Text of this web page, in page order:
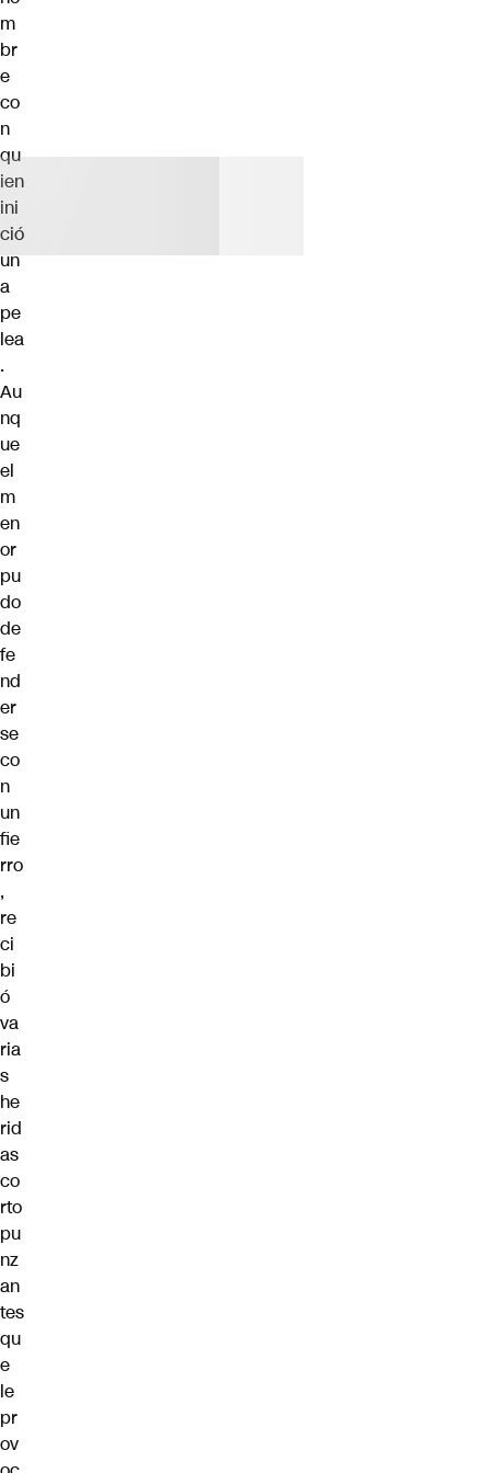
m
br
e
co
n
qu
ien
ini
ció
un
a
pe
lea
.
Au
nq
ue
el
m
en
or
pu
do
de
fe
nd
er
se
co
n
un
fie
rro
,
re
ci
bi
ó
va
ria
s
he
rid
as
co
rto
pu
nz
an
tes
qu
e
le
pr
ov